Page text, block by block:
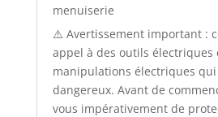
menuiserie
⚠️ Avertissement important :
appel à des outils électriques
manipulations électriques
dangereux. Avant de
vous impérativement de